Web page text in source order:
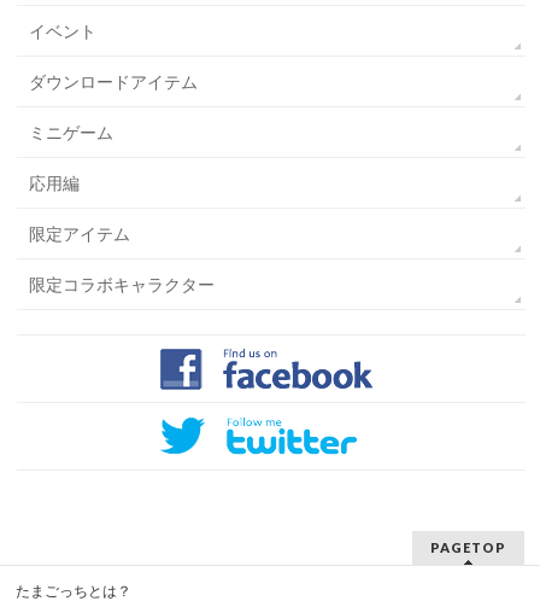
イベント
ダウンロードアイテム
ミニゲーム
応用編
限定アイテム
限定コラボキャラクター
PAGETOP
たまごっちとは？